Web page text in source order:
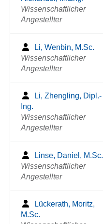
Wissenschaftlicher
Angestellter
Li, Wenbin, M.Sc.
Wissenschaftlicher
Angestellter
Li, Zhengling, Dipl.-
Ing.
Wissenschaftlicher
Angestellter
Linse, Daniel, M.Sc.
Wissenschaftlicher
Angestellter
Lückerath, Moritz,
M.Sc.